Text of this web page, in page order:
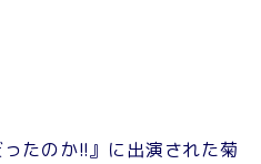
たのか!!』に出演された菊